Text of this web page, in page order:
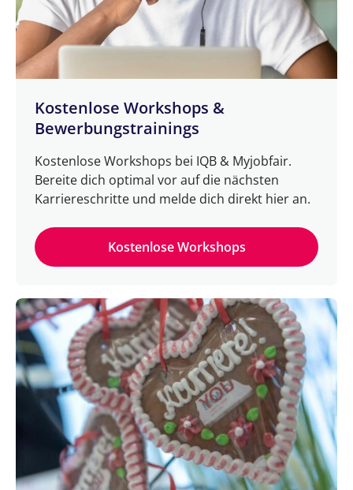
Kostenlose Workshops &
Bewerbungstrainings
Kostenlose Workshops bei IQB & Myjobfair.
Bereite dich optimal vor auf die nächsten
Karriereschritte und melde dich direkt hier an.
Kostenlose Workshops